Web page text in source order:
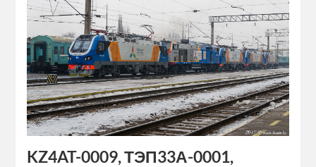
KZ4AT-0009, ТЭП33А-0001,